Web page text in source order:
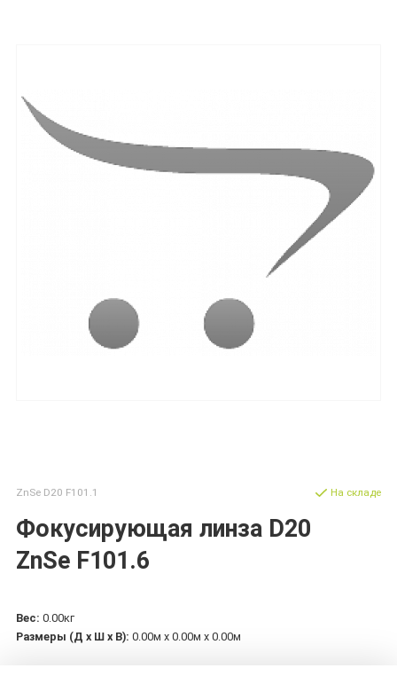
ZnSe D20 F101.1
Фокусирующая линза D20
ZnSe F101.6
На складе
Вес: 0.00кг
Размеры (Д х Ш х В): 0.00м x 0.00м x 0.00м